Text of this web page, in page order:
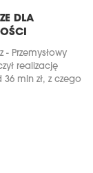
DLA
- Przemysłowy
realizację
mln zł, z czego